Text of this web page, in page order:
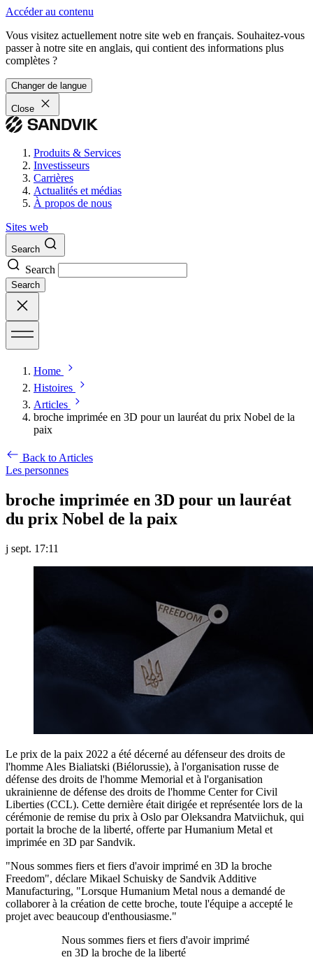
Accéder au contenu
Vous visitez actuellement notre site web en français. Souhaitez-vous
passer à notre site en anglais, qui contient des informations plus
complètes ?
Changer de langue
Close
Produits & Services
Investisseurs
Carrières
Actualités et médias
À propos de nous
Sites web
Search
Search
Search
Home
Histoires
Articles
broche imprimée en 3D pour un lauréat du prix Nobel de la
paix
Back to Articles
Les personnes
broche imprimée en 3D pour un lauréat
du prix Nobel de la paix
j sept. 17:11
Le prix de la paix 2022 a été décerné au défenseur des droits de
l'homme Ales Bialiatski (Biélorussie), à l'organisation russe de
défense des droits de l'homme Memorial et à l'organisation
ukrainienne de défense des droits de l'homme Center for Civil
Liberties (CCL). Cette dernière était dirigée et représentée lors de la
cérémonie de remise du prix à Oslo par Oleksandra Matviichuk, qui
portait la broche de la liberté, offerte par Humanium Metal et
imprimée en 3D par Sandvik.
"Nous sommes fiers et fiers d'avoir imprimé en 3D la broche
Freedom", déclare Mikael Schuisky de Sandvik Additive
Manufacturing, "Lorsque Humanium Metal nous a demandé de
collaborer à la création de cette broche, toute l'équipe a accepté le
projet avec beaucoup d'enthousiasme."
Nous sommes fiers et fiers d'avoir imprimé
en 3D la broche de la liberté